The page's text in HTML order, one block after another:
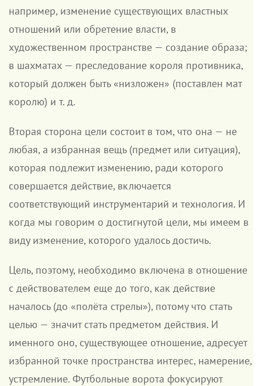
например, изменение существующих властных
отношений или обретение власти, в
художественном пространстве — создание образа;
в шахматах — преследование короля противника,
который должен быть «низложен» (поставлен мат
королю) и т. д.
Вторая сторона цели состоит в том, что она — не
любая, а избранная вещь (предмет или ситуация),
которая подлежит изменению, ради которого
совершается действие, включается
соответствующий инструментарий и технология. И
когда мы говорим о достигнутой цели, мы имеем в
виду изменение, которого удалось достичь.
Цель, поэтому, необходимо включена в отношение
с действователем еще до того, как действие
началось (до «полёта стрелы»), потому что стать
целью — значит стать предметом действия. И
именного оно, существующее отношение, адресует
избранной точке пространства интерес, намерение,
устремление. Футбольные ворота фокусируют